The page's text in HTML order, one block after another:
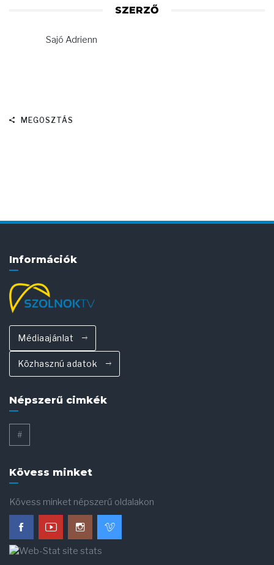
SZERZŐ
Sajó Adrienn
MEGOSZTÁS
Információk
Médiaajánlat
Közhasznú adatok
Népszerű cimkék
#
Kövess minket
Kövess minket népszerű oldalakon